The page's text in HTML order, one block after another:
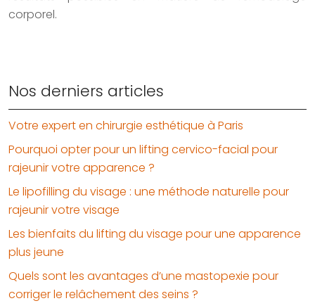
corporel.
Nos derniers articles
Votre expert en chirurgie esthétique à Paris
Pourquoi opter pour un lifting cervico-facial pour
rajeunir votre apparence ?
Le lipofilling du visage : une méthode naturelle pour
rajeunir votre visage
Les bienfaits du lifting du visage pour une apparence
plus jeune
Quels sont les avantages d’une mastopexie pour
corriger le relâchement des seins ?